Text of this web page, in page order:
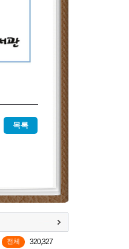
목록
전체 320,327